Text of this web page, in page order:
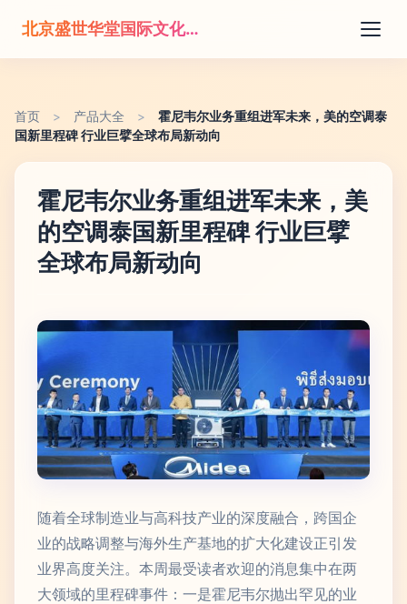
北京盛世华堂国际文化传播有限公司
首页 > 产品大全 >
霍尼韦尔业务重组进军未来，美的空调泰
国新里程碑 行业巨擘全球布局新动向
霍尼韦尔业务重组进军未来，美
的空调泰国新里程碑 行业巨擘
全球布局新动向
随着全球制造业与高科技产业的深度融合，跨国企
业的战略调整与海外生产基地的扩大化建设正引发
业界高度关注。本周最受读者欢迎的消息集中在两
大领域的里程碑事件：一是霍尼韦尔抛出罕见的业